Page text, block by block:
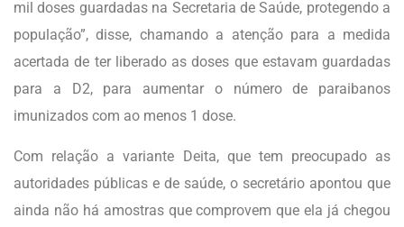
mil doses guardadas na Secretaria de Saúde, protegendo a
população”, disse, chamando a atenção para a medida
acertada de ter liberado as doses que estavam guardadas
para a D2, para aumentar o número de paraibanos
imunizados com ao menos 1 dose.
Com relação a variante Deita, que tem preocupado as
autoridades públicas e de saúde, o secretário apontou que
ainda não há amostras que comprovem que ela já chegou